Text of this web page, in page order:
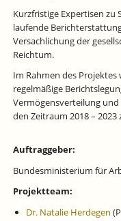
Kurzfristige Expertisen
laufende
Versachlichung der
Reichtum.
Im Rahmen des
regelmäßige
Vermögensverteilung
den Zeitraum 2018 –
Auftraggeber:
Bundesministerium für
Projektteam:
Dr. Natalie Herdegen